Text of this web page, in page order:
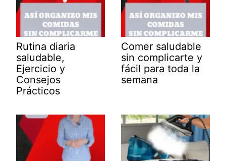
Rutina diaria
saludable,
Ejercicio y
Consejos
Prácticos
Comer saludable
sin complicarte y
fácil para toda la
semana